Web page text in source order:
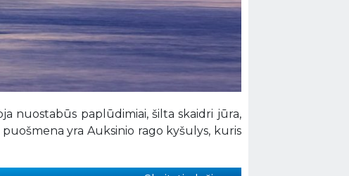
nuostabūs paplūdimiai, šilta skaidri jūra,
yra Auksinio rago kyšulys, kuris